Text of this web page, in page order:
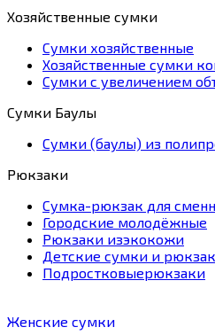
Хозяйственные сумки
Сумки хозяйственные
Хозяйственные сумки
Сумки с увеличением
Сумки Баулы
Сумки (баулы) из
Рюкзаки
Сумка-рюкзак для
Городские молодёжные
Рюкзаки изэкокожи
Детские сумки и
Подростковыерюкзаки
Женские сумки